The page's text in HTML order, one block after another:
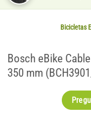
Bicicletas
Bosch eBike
350 mm